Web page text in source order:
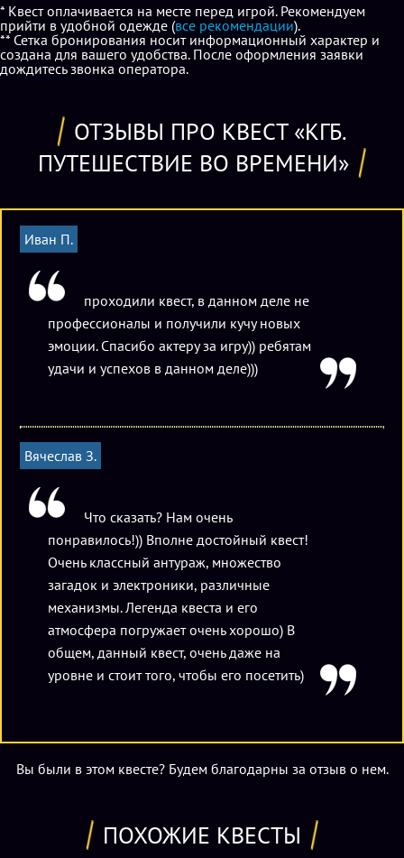
* Квест оплачивается на месте перед игрой. Рекомендуем
прийти в удобной одежде (все рекомендации).
** Сетка бронирования носит информационный характер и
создана для вашего удобства. После оформления заявки
дождитесь звонка оператора.
ОТЗЫВЫ ПРО КВЕСТ «КГБ.
ПУТЕШЕСТВИЕ ВО ВРЕМЕНИ»
Иван П.
проходили квест, в данном деле не
профессионалы и получили кучу новых
эмоции. Спасибо актеру за игру)) ребятам
удачи и успехов в данном деле)))
Вячеслав З.
Что сказать? Нам очень
понравилось!)) Вполне достойный квест!
Очень классный антураж, множество
загадок и электроники, различные
механизмы. Легенда квеста и его
атмосфера погружает очень хорошо) В
общем, данный квест, очень даже на
уровне и стоит того, чтобы его посетить)
Вы были в этом квесте? Будем благодарны за отзыв о нем.
ПОХОЖИЕ КВЕСТЫ